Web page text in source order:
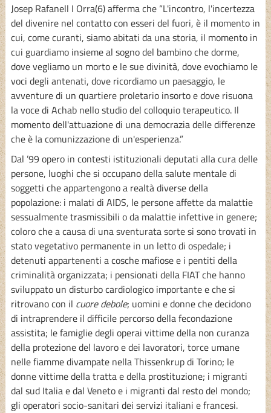
Josep Rafanell I Orra(6) afferma che “L'incontro, l'incertezza
del divenire nel contatto con esseri del fuori, è il momento in
cui, come curanti, siamo abitati da una storia, il momento in
cui guardiamo insieme al sogno del bambino che dorme,
dove vegliamo un morto e le sue divinità, dove evochiamo le
voci degli antenati, dove ricordiamo un paesaggio, le
avventure di un quartiere proletario insorto e dove risuona
la voce di Achab nello studio del colloquio terapeutico. Il
momento dell'attuazione di una democrazia delle differenze
che è la comunizzazione di un'esperienza.”
Dal ’99 opero in contesti istituzionali deputati alla cura delle
persone, luoghi che si occupano della salute mentale di
soggetti che appartengono a realtà diverse della
popolazione: i malati di AIDS, le persone affette da malattie
sessualmente trasmissibili o da malattie infettive in genere;
coloro che a causa di una sventurata sorte si sono trovati in
stato vegetativo permanente in un letto di ospedale; i
detenuti appartenenti a cosche mafiose e i pentiti della
criminalità organizzata; i pensionati della FIAT che hanno
sviluppato un disturbo cardiologico importante e che si
ritrovano con il cuore debole; uomini e donne che decidono
di intraprendere il difficile percorso della fecondazione
assistita; le famiglie degli operai vittime della non curanza
della protezione del lavoro e dei lavoratori, torce umane
nelle fiamme divampate nella Thissenkrup di Torino; le
donne vittime della tratta e della prostituzione; i migranti
dal sud Italia e dal Veneto e i migranti dal resto del mondo;
gli operatori socio-sanitari dei servizi italiani e francesi.